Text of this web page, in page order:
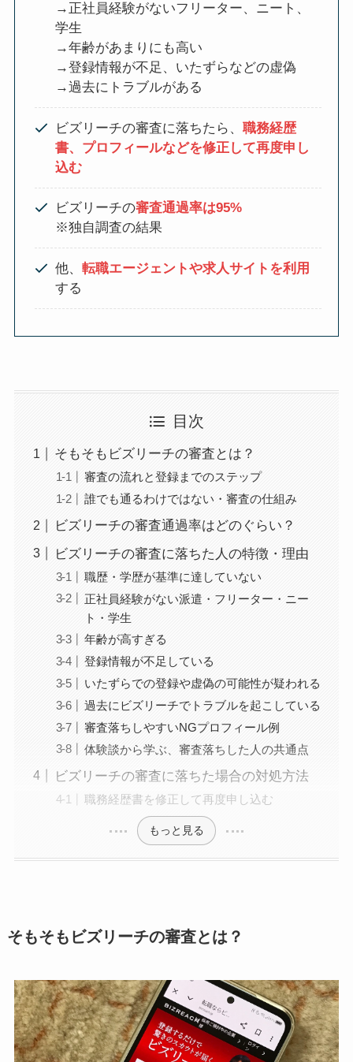
→正社員経験がないフリーター、ニート、
学生
→年齢があまりにも高い
→登録情報が不足、いたずらなどの虚偽
→過去にトラブルがある
ビズリーチの審査に落ちたら、 職務経歴
書、プロフィールなどを修正して再度申し
込む
ビズリーチの審査通過率は95%
※独自調査の結果
他、 転職エージェントや求人サイトを利用
する
目次
そもそもビズリーチの審査とは？
審査の流れと登録までのステップ
誰でも通るわけではない・審査の仕組み
ビズリーチの審査通過率はどのぐらい？
ビズリーチの審査に落ちた人の特徴・理由
職歴・学歴が基準に達していない
正社員経験がない派遣・フリーター・ニー
ト・学生
年齢が高すぎる
登録情報が不足している
いたずらでの登録や虚偽の可能性が疑われる
過去にビズリーチでトラブルを起こしている
審査落ちしやすいNGプロフィール例
体験談から学ぶ、審査落ちした人の共通点
ビズリーチの審査に落ちた場合の対処方法
職務経歴書を修正して再度申し込む
もっと見る
そもそもビズリーチの審査とは？